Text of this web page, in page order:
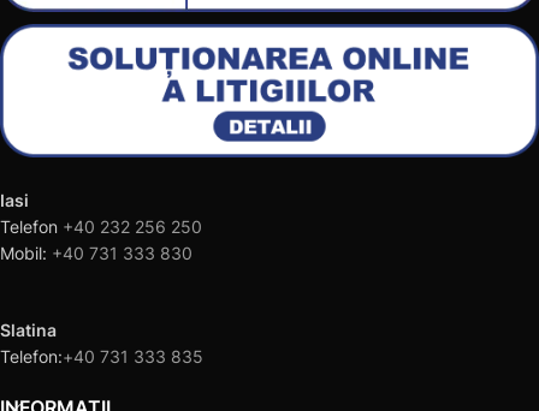
Iasi
Telefon +40 232 256 250
Mobil: +40 731 333 830
Slatina
Telefon:+40 731 333 835